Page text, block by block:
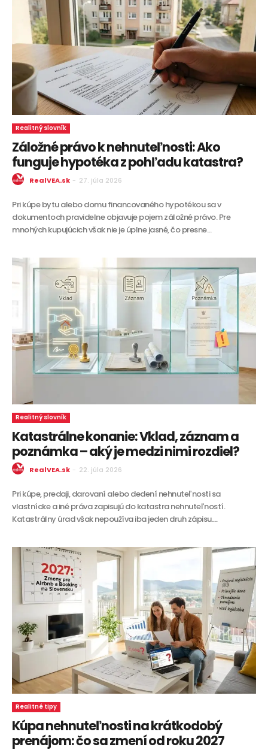
Realitný slovník
Záložné právo k nehnuteľnosti: Ako
funguje hypotéka z pohľadu katastra?
RealVEA.sk - 27. júla 2026
Pri kúpe bytu alebo domu financovaného hypotékou sa v
dokumentoch pravidelne objavuje pojem záložné právo. Pre
mnohých kupujúcich však nie je úplne jasné, čo presne...
Realitný slovník
Katastrálne konanie: Vklad, záznam a
poznámka – aký je medzi nimi rozdiel?
RealVEA.sk - 22. júla 2026
Pri kúpe, predaji, darovaní alebo dedení nehnuteľnosti sa
vlastnícke a iné práva zapisujú do katastra nehnuteľností.
Katastrálny úrad však nepoužíva iba jeden druh zápisu....
Realitné tipy
Kúpa nehnuteľnosti na krátkodobý
prenájom: čo sa zmení od roku 2027